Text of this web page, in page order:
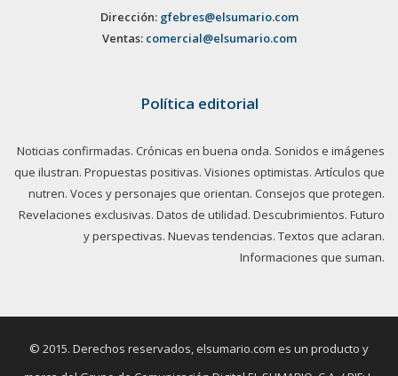
Dirección: gfebres@elsumario.com
Ventas: comercial@elsumario.com
Política editorial
Noticias confirmadas. Crónicas en buena onda. Sonidos e imágenes
que ilustran. Propuestas positivas. Visiones optimistas. Artículos que
nutren. Voces y personajes que orientan. Consejos que protegen.
Revelaciones exclusivas. Datos de utilidad. Descubrimientos. Futuro
y perspectivas. Nuevas tendencias. Textos que aclaran.
Informaciones que suman.
© 2015. Derechos reservados, elsumario.com es un producto y